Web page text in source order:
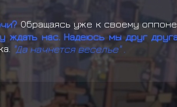
Обращаясь уже к своему
ждать нас. Надеюсь мы друг
"Да начнется веселье" .